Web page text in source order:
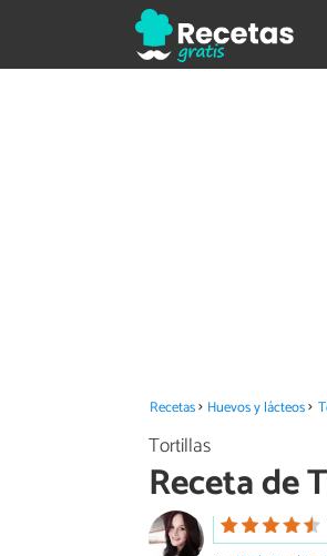
Recetas Huevos y lácteos
Tortillas
Receta de